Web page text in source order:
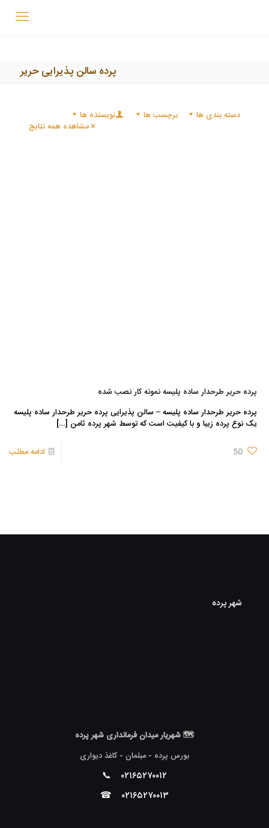
پرده سالن پذیرایی حریر
دسته بندی ها برچسب ها
نویسنده ها
مشاهده همه نتایج
پرده حریر طرحدار ساده پلیسه نمونه کار نصب شده
پرده حریر طرحدار ساده پلیسه – سالن پذیرایی پرده حریر طرحدار ساده پلیسه
یک نوع پرده زیبا و با کیفیت است که توسط شهر پرده ثامن […]
50 ادامه مطلب
شهر پرده
🗺 شهریار میدان فرمانداری شهر پرده
بورس پرده - مبلمان - کاغذ دیواری
۰۲۱۶۵۲۷۰۰۱۲ 📞
۰۲۱۶۵۲۷۰۰۱۳ ☎